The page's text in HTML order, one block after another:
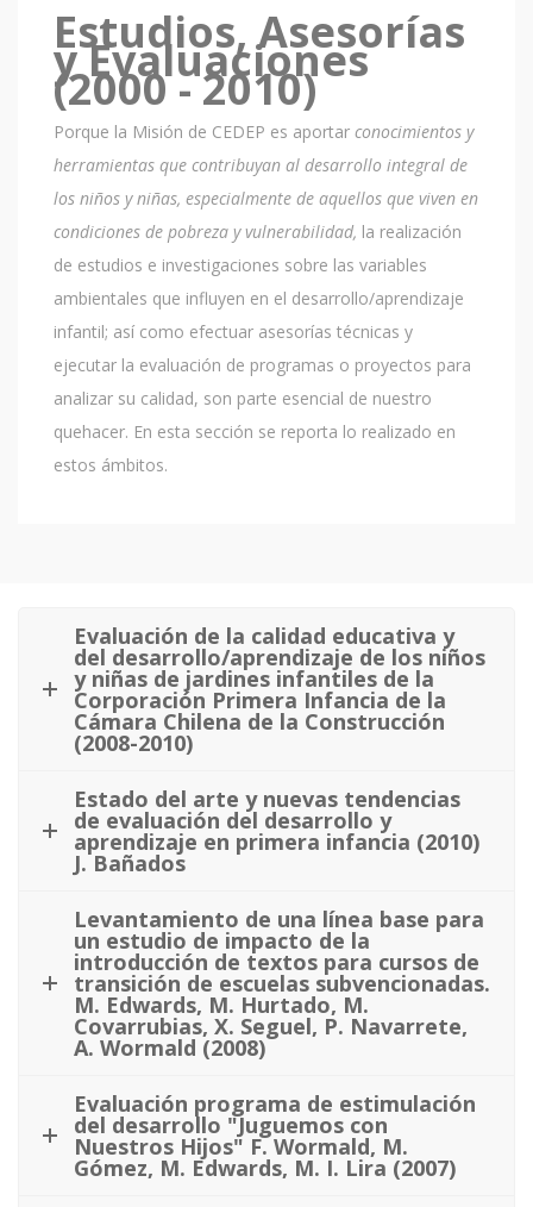
Estudios, Asesorías
y Evaluaciones
(2000 - 2010)
Porque la Misión de CEDEP es aportar conocimientos y
herramientas que contribuyan al desarrollo integral de
los niños y niñas, especialmente de aquellos que viven en
condiciones de pobreza y vulnerabilidad, la realización
de estudios e investigaciones sobre las variables
ambientales que influyen en el desarrollo/aprendizaje
infantil; así como efectuar asesorías técnicas y
ejecutar la evaluación de programas o proyectos para
analizar su calidad, son parte esencial de nuestro
quehacer. En esta sección se reporta lo realizado en
estos ámbitos.
Evaluación de la calidad educativa y
del desarrollo/aprendizaje de los niños
y niñas de jardines infantiles de la
Corporación Primera Infancia de la
Cámara Chilena de la Construcción
(2008-2010)
Estado del arte y nuevas tendencias
de evaluación del desarrollo y
aprendizaje en primera infancia (2010)
J. Bañados
Levantamiento de una línea base para
un estudio de impacto de la
introducción de textos para cursos de
transición de escuelas subvencionadas.
M. Edwards, M. Hurtado, M.
Covarrubias, X. Seguel, P. Navarrete,
A. Wormald (2008)
Evaluación programa de estimulación
del desarrollo "Juguemos con
Nuestros Hijos" F. Wormald, M.
Gómez, M. Edwards, M. I. Lira (2007)